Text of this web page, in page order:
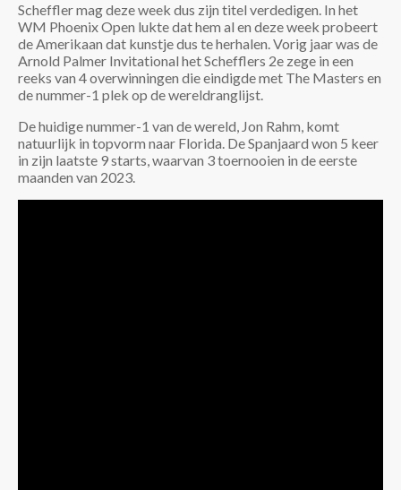
Scheffler mag deze week dus zijn titel verdedigen. In het
WM Phoenix Open lukte dat hem al en deze week probeert
de Amerikaan dat kunstje dus te herhalen. Vorig jaar was de
Arnold Palmer Invitational het Schefflers 2e zege in een
reeks van 4 overwinningen die eindigde met The Masters en
de nummer-1 plek op de wereldranglijst.
De huidige nummer-1 van de wereld, Jon Rahm, komt
natuurlijk in topvorm naar Florida. De Spanjaard won 5 keer
in zijn laatste 9 starts, waarvan 3 toernooien in de eerste
maanden van 2023.